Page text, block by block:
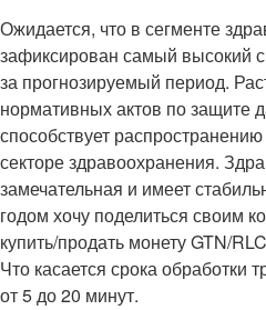
Ожидается, что в сегменте
зафиксирован самый высокий
за прогнозируемый период.
нормативных актов по защите
способствует
секторе здравоохранения.
замечательная и имеет
годом хочу поделиться своим
купить/продать монету GTN/
Что касается срока обработки
от 5 до 20 минут.